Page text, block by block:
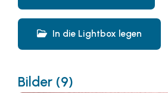
In die Lightbox legen
Bilder (9)